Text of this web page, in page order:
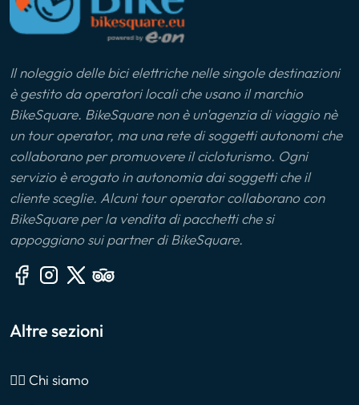
Il noleggio delle bici elettriche nelle singole destinazioni
è gestito da operatori locali che usano il marchio
BikeSquare. BikeSquare non è un'agenzia di viaggio nè
un tour operator, ma una rete di soggetti autonomi che
collaborano per promuovere il cicloturismo. Ogni
servizio è erogato in autonomia dai soggetti che il
cliente sceglie. Alcuni tour operator collaborano con
BikeSquare per la vendita di pacchetti che si
appoggiano sui partner di BikeSquare.
Altre sezioni
🙎‍♂️ Chi siamo